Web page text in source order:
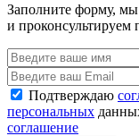
Заполните форму, мы
и проконсультируем
Подтверждаю
персональных
соглашение